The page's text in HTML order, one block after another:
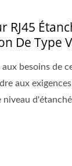
RJ45
De Type
aux besoins de
aux
niveau